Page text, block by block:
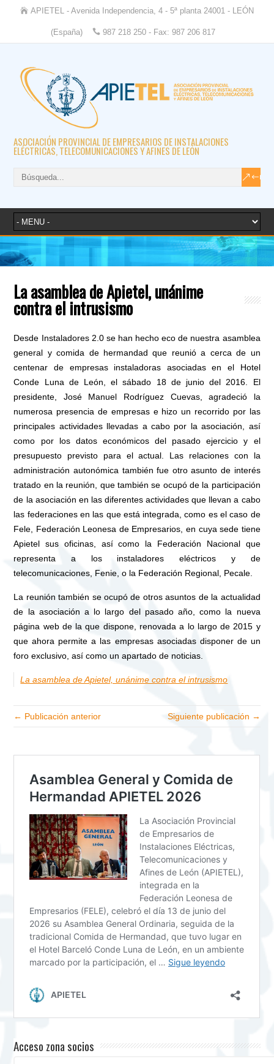
APIETEL - Avenida Independencia, 4 - 5ª planta 24001 - LEÓN
(España) 987 218 250 - Fax: 987 206 817
ASOCIACIÓN PROVINCIAL DE EMPRESARIOS DE INSTALACIONES
ELÉCTRICAS, TELECOMUNICACIONES Y AFINES DE LEÓN
La asamblea de Apietel, unánime
contra el intrusismo
Desde Instaladores 2.0 se han hecho eco de nuestra asamblea
general y comida de hermandad que reunió a cerca de un
centenar de empresas instaladoras asociadas en el Hotel
Conde Luna de León, el sábado 18 de junio del 2016. El
presidente, José Manuel Rodríguez Cuevas, agradeció la
numerosa presencia de empresas e hizo un recorrido por las
principales actividades llevadas a cabo por la asociación, así
como por los datos económicos del pasado ejercicio y el
presupuesto previsto para el actual. Las relaciones con la
administración autonómica también fue otro asunto de interés
tratado en la reunión, que también se ocupó de la participación
de la asociación en las diferentes actividades que llevan a cabo
las federaciones en las que está integrada, como es el caso de
Fele, Federación Leonesa de Empresarios, en cuya sede tiene
Apietel sus oficinas, así como la Federación Nacional que
representa a los instaladores eléctricos y de
telecomunicaciones, Fenie, o la Federación Regional, Pecale.
La reunión también se ocupó de otros asuntos de la actualidad
de la asociación a lo largo del pasado año, como la nueva
página web de la que dispone, renovada a lo largo de 2015 y
que ahora permite a las empresas asociadas disponer de un
foro exclusivo, así como un apartado de noticias.
La asamblea de Apietel, unánime contra el intrusismo
← Publicación anterior Siguiente publicación →
Acceso zona socios